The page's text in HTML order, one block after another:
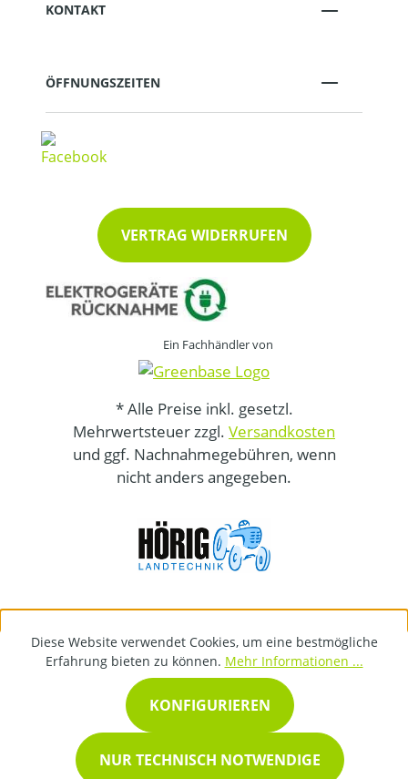
KONTAKT
ÖFFNUNGSZEITEN
VERTRAG WIDERRUFEN
Ein Fachhändler von
* Alle Preise inkl. gesetzl.
Mehrwertsteuer zzgl. Versandkosten
und ggf. Nachnahmegebühren, wenn
nicht anders angegeben.
Diese Website verwendet Cookies, um eine bestmögliche
Erfahrung bieten zu können. Mehr Informationen ...
NUR TECHNISCH NOTWENDIGE
KONFIGURIEREN